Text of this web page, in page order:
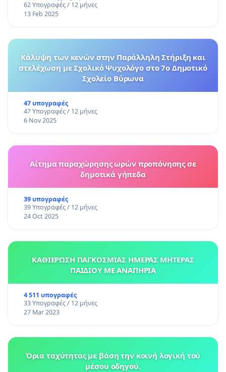
62 Υπογραφές / 12 μήνες
13 Feb 2025
Κάλυψη των κενών στην Παράλληλη Στήριξη και
στελέχωση με Σχολικό Ψυχολόγο στο 7ο Δημοτικό
Σχολείο Βύρωνα
47 υπογραφές
47 Υπογραφές / 12 μήνες
6 Nov 2025
Αίτημα παραχώρησης ωρών προπόνησης σε
δημοτικά γήπεδα
39 υπογραφές
39 Υπογραφές / 12 μήνες
24 Oct 2025
ΚΑΘΙΕΡΩΣΗ ΠΑΓΚΟΣΜΙΑΣ ΗΜΕΡΑΣ ΜΗΤΕΡΑΣ
ΠΑΙΔΙΟΥ ΜΕ ΑΝΑΠΗΡΙΑ
4 511 υπογραφές
33 Υπογραφές / 12 μήνες
27 Mar 2023
Όρια ταχύτητας με βάση την κοινή λογική τού
μέσου οδηγού.